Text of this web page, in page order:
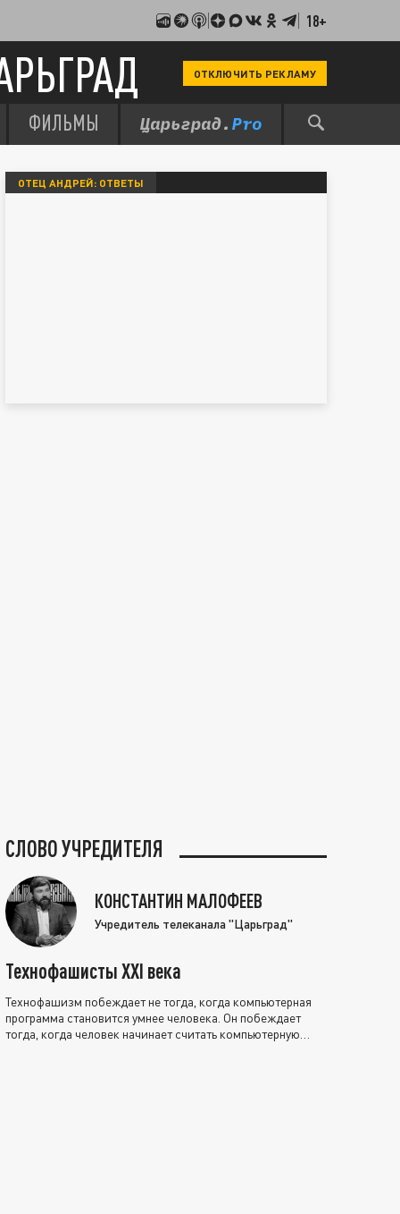
18+
ОТКЛЮЧИТЬ РЕКЛАМУ
ФИЛЬМЫ
ОТЕЦ АНДРЕЙ: ОТВЕТЫ
СЛОВО УЧРЕДИТЕЛЯ
КОНСТАНТИН МАЛОФЕЕВ
Учредитель телеканала "Царьград"
Технофашисты XXI века
Технофашизм побеждает не тогда, когда компьютерная
программа становится умнее человека. Он побеждает
тогда, когда человек начинает считать компьютерную